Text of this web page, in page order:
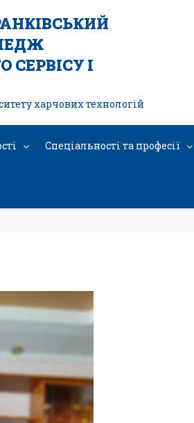
СЕРВІСУ І
харчових технологій
Спеціальності та професії